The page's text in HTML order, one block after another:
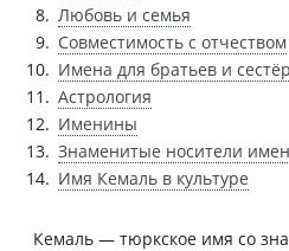
Любовь и семья
Совместимость с отчеством
Имена для братьев и сестёр
Астрология
Именины
Знаменитые носители
Имя Кемаль в культуре
Кемаль — тюркское имя со